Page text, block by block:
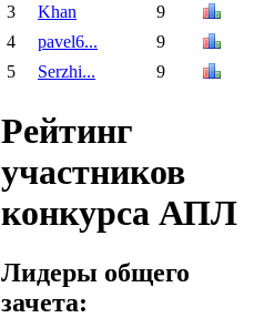
3
Khan
9
4
pavel6...
9
5
Serzhi... 9
Рейтинг
участников
конкурса АПЛ
Лидеры общего
зачета: